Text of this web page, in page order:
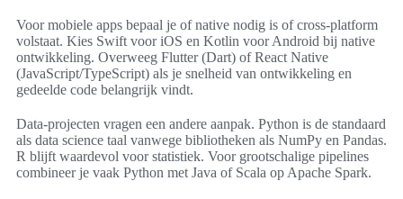
Voor mobiele apps bepaal je of native nodig is of cross-platform
volstaat. Kies Swift voor iOS en Kotlin voor Android bij native
ontwikkeling. Overweeg Flutter (Dart) of React Native
(JavaScript/TypeScript) als je snelheid van ontwikkeling en
gedeelde code belangrijk vindt.
Data-projecten vragen een andere aanpak. Python is de standaard
als data science taal vanwege bibliotheken als NumPy en Pandas.
R blijft waardevol voor statistiek. Voor grootschalige pipelines
combineer je vaak Python met Java of Scala op Apache Spark.